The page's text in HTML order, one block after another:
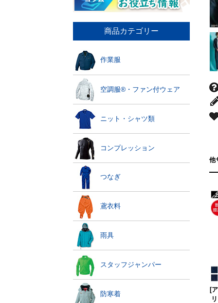
商品カテゴリー
作業服
空調服®・ファン付ウェア
ニット・シャツ類
コンプレッション
つなぎ
鳶衣料
雨具
スタッフジャンパー
防寒着
他
[